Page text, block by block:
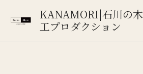
KANAMORI|石川の木
工プロダクション